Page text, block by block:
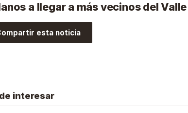
a llegar a más vecinos del Valle
esta noticia
interesar